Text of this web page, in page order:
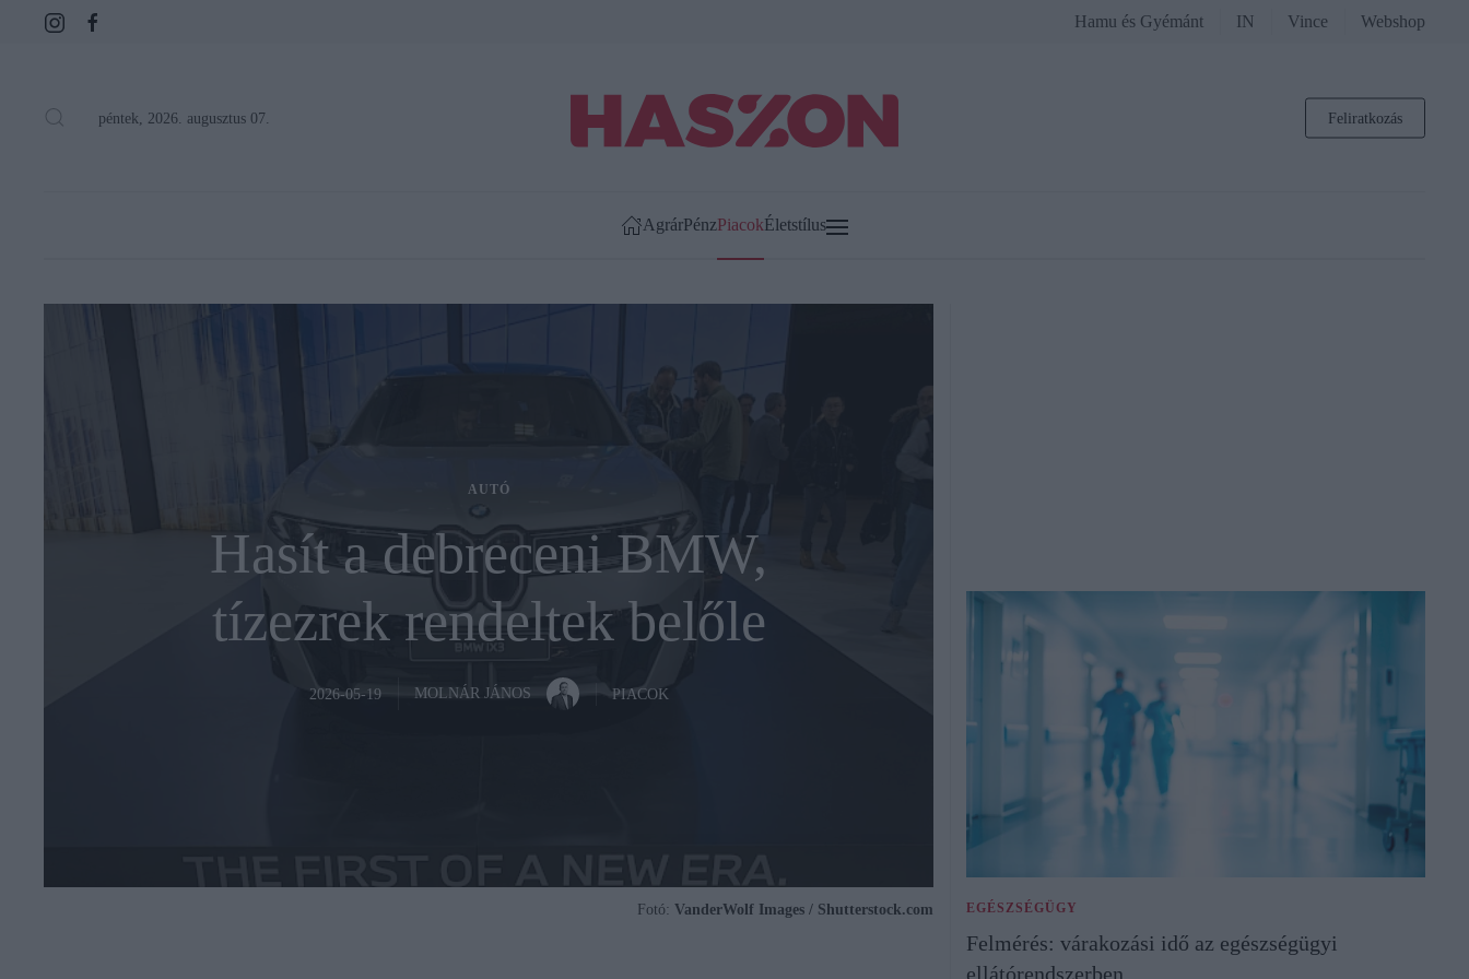
Hamu és Gyémánt IN Vince Webshop
péntek, 2026. augusztus 07. Feliratkozás
AgrárPénzPiacokÉletstílus
AUTÓ
Hasít a debreceni BMW,
tízezrek rendeltek belőle
2026-05-19 MOLNÁR JÁNOS PIACOK
Fotó: VanderWolf Images / Shutterstock.com EGÉSZSÉGÜGY
Felmérés: várakozási idő az egészségügyi
ellátórendszerben